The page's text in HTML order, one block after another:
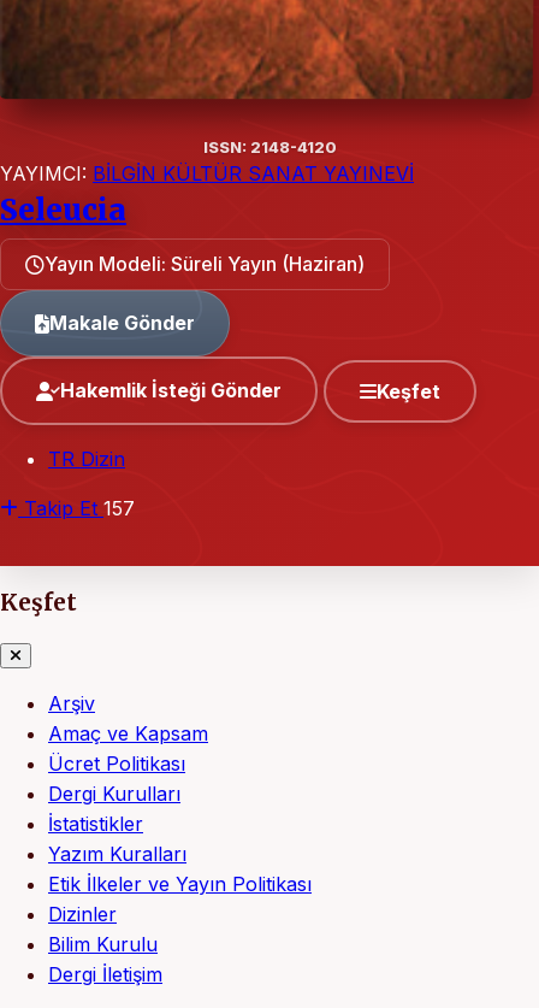
ISSN: 2148-4120
YAYIMCI: BİLGİN KÜLTÜR SANAT YAYINEVİ
Seleucia
Yayın Modeli: Süreli Yayın (Haziran)
Makale Gönder
Hakemlik İsteği Gönder Keşfet
TR Dizin
Takip Et 157
Keşfet
Arşiv
Amaç ve Kapsam
Ücret Politikası
Dergi Kurulları
İstatistikler
Yazım Kuralları
Etik İlkeler ve Yayın Politikası
Dizinler
Bilim Kurulu
Dergi İletişim